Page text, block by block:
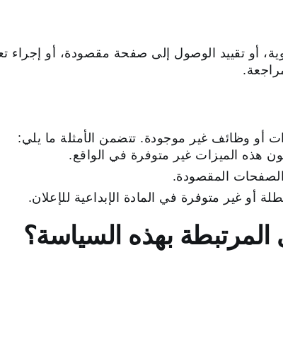
أو تقييد الوصول إلى صفحة مقصودة، أو إجراء
أو وظائف غير موجودة. تتضمن الأمثلة ما يلي:
المقصودة.
أو غير متوفرة في المادة الإبداعية للإعلان.